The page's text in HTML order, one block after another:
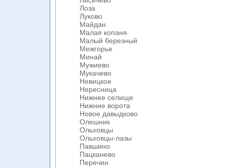
Лоза
Луково
Майдан
Малая копаня
Малый березный
Межгорье
Минай
Мужиево
Мукачево
Невицкое
Нересница
Нижнее селище
Нижние ворота
Новое давыдково
Олешник
Ольховцы
Ольховцы-лазы
Павшино
Пацканево
Перечин